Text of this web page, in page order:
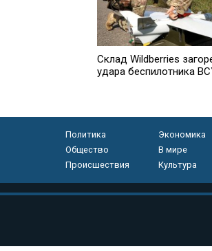
Склад Wildberries
удара беспилотника
Политика
Экономика
Общество
В мире
Происшествия
Культура
массовых коммуникаций